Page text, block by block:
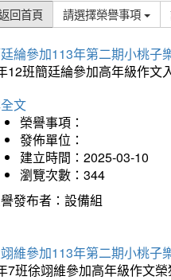
回首頁 請選擇榮譽事項
綸參加113年第二期小桃子
12班簡廷綸參加高年級作文
文
榮譽事項：
發佈單位：
建立時間：2025-03-10
瀏覽次數：344
發布者：設備組
維參加113年第二期小桃子
7班徐翊維參加高年級作文